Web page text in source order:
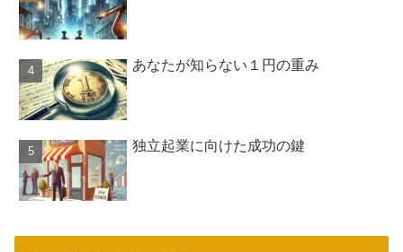
あなたが知らない１円の重み
独立起業に向けた成功の鍵